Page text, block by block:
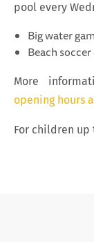
pool every
Big water
Beach
More
opening hours
For children up